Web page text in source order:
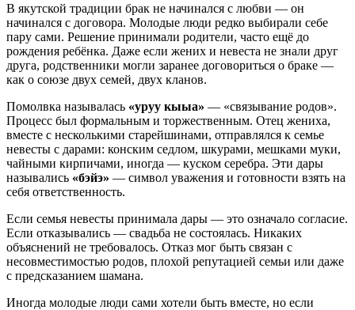
В якутской традиции брак не начинался с любви — он
начинался с договора. Молодые люди редко выбирали себе
пару сами. Решение принимали родители, часто ещё до
рождения ребёнка. Даже если жених и невеста не знали друг
друга, родственники могли заранее договориться о браке —
как о союзе двух семей, двух кланов.
Помолвка называлась «уруу кыыа» — «связывание родов».
Процесс был формальным и торжественным. Отец жениха,
вместе с несколькими старейшинами, отправлялся к семье
невесты с дарами: конским седлом, шкурами, мешками муки,
чайными кирпичами, иногда — куском серебра. Эти дары
назывались «бэйэ» — символ уважения и готовности взять на
себя ответственность.
Если семья невесты принимала дары — это означало согласие.
Если отказывались — свадьба не состоялась. Никаких
объяснений не требовалось. Отказ мог быть связан с
несовместимостью родов, плохой репутацией семьи или даже
с предсказанием шамана.
Иногда молодые люди сами хотели быть вместе, но если